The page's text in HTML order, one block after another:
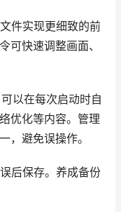
件实现更细致的前
可快速调整画面、
以在每次启动时自
优化等内容。管理
，避免误操作。
后保存。养成备份